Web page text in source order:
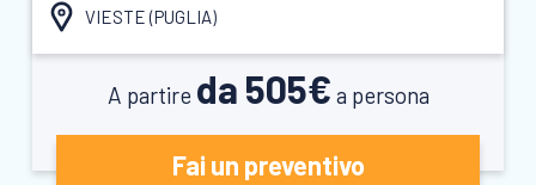
VIESTE (PUGLIA)
A partire da 505€ a persona
Fai un preventivo